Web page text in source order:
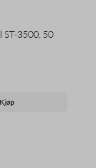
3500, 50
Kjøp